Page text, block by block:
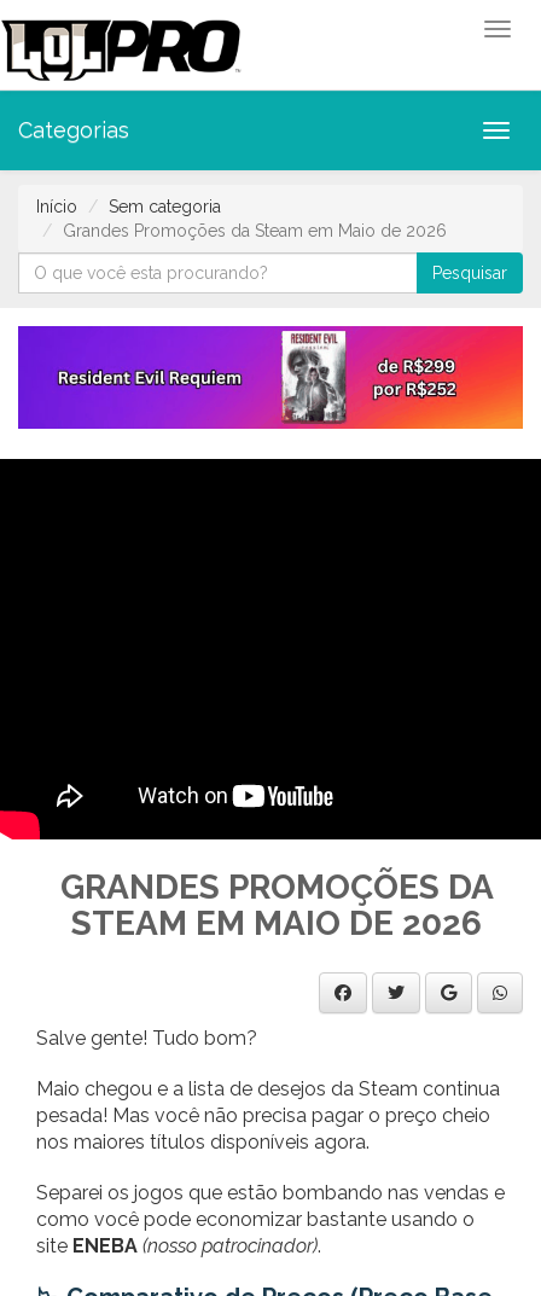
Categorias
Início
Sem categoria
Grandes Promoções da Steam em Maio de 2026
Pesquisar
GRANDES PROMOÇÕES DA
STEAM EM MAIO DE 2026
Salve gente! Tudo bom?
Maio chegou e a lista de desejos da Steam continua
pesada! Mas você não precisa pagar o preço cheio
nos maiores títulos disponíveis agora.
Separei os jogos que estão bombando nas vendas e
como você pode economizar bastante usando o
site ENEBA (nosso patrocinador).